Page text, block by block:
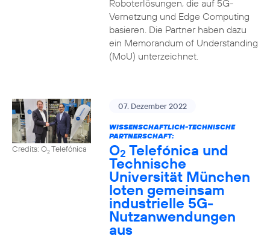
Roboterlösungen, die auf 5G-
Vernetzung und Edge Computing
basieren. Die Partner haben dazu
ein Memorandum of Understanding
(MoU) unterzeichnet.
Credits: O2Telefónica
07. Dezember 2022
WISSENSCHAFTLICH-TECHNISCHE
PARTNERSCHAFT:
O2 Telefónica und
Technische
Universität München
loten gemeinsam
industrielle 5G-
Nutzanwendungen
aus